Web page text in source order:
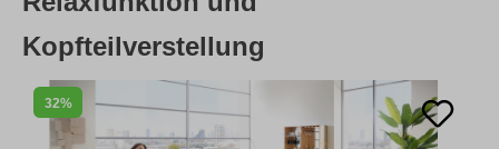
32%
Kopfteilverstellung